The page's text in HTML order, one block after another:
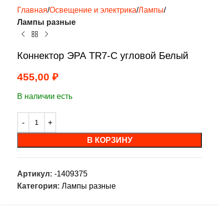
Главная Освещение и электрика Лампы
Лампы разные
Коннектор ЭРА TR7-C угловой Белый
455,00 ₽
В наличии есть
В КОРЗИНУ
Артикул: -1409375
Категория: Лампы разные